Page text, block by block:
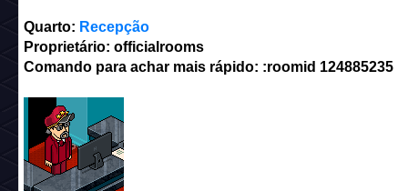
Quarto: Recepção
Proprietário: officialrooms
Comando para achar mais rápido: :roomid 124885235